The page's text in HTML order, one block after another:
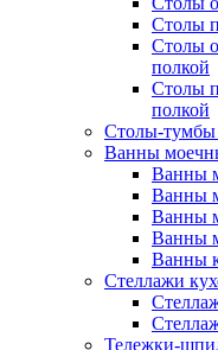
Столы
Столы
полкой
Столы
полкой
Столы-тумбы
Ванны
Ванны
Ванны
Ванны
Ванны
Ванны
Стеллажи
Тележки-